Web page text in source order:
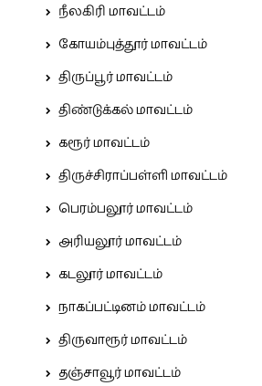
நீலகிரி மாவட்டம்
கோயம்புத்தூர் மாவட்டம்
திருப்பூர் மாவட்டம்
திண்டுக்கல் மாவட்டம்
கரூர் மாவட்டம்
திருச்சிராப்பள்ளி மாவட்டம்
பெரம்பலூர் மாவட்டம்
அரியலூர் மாவட்டம்
கடலூர் மாவட்டம்
நாகப்பட்டினம் மாவட்டம்
திருவாரூர் மாவட்டம்
தஞ்சாவூர் மாவட்டம்